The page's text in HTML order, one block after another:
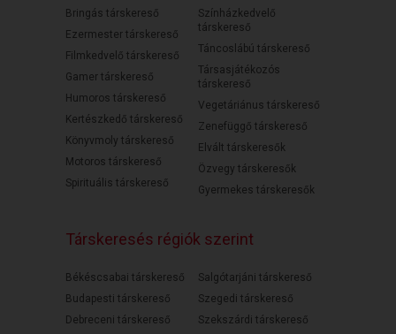
Bringás társkereső
Ezermester társkereső
Filmkedvelő társkereső
Gamer társkereső
Humoros társkereső
Kertészkedő társkereső
Könyvmoly társkereső
Motoros társkereső
Spirituális társkereső
Színházkedvelő
társkereső
Táncoslábú társkereső
Társasjátékozós
társkereső
Vegetáriánus társkereső
Zenefüggő társkereső
Elvált társkeresők
Özvegy társkeresők
Gyermekes társkeresők
Társkeresés régiók szerint
Békéscsabai társkereső
Budapesti társkereső
Debreceni társkereső
Salgótarjáni társkereső
Szegedi társkereső
Szekszárdi társkereső